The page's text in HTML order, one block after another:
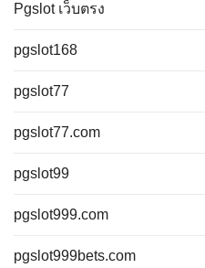
Pgslot เว็บตรง
pgslot168
pgslot77
pgslot77.com
pgslot99
pgslot999.com
pgslot999bets.com